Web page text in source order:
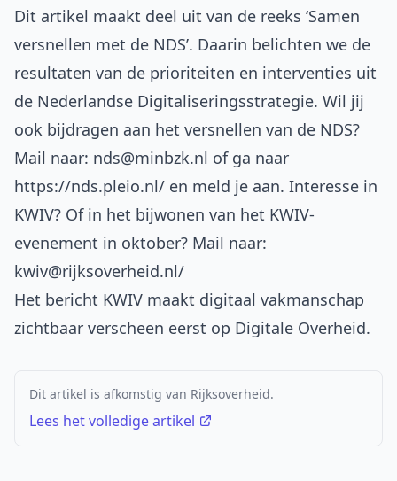
Dit artikel maakt deel uit van de reeks ‘Samen
versnellen met de NDS’. Daarin belichten we de
resultaten van de prioriteiten en interventies uit
de Nederlandse Digitaliseringsstrategie. Wil jij
ook bijdragen aan het versnellen van de NDS?
Mail naar: nds@minbzk.nl of ga naar
https://nds.pleio.nl/ en meld je aan. Interesse in
KWIV? Of in het bijwonen van het KWIV-
evenement in oktober? Mail naar:
kwiv@rijksoverheid.nl/
Het bericht KWIV maakt digitaal vakmanschap
zichtbaar verscheen eerst op Digitale Overheid.
Dit artikel is afkomstig van Rijksoverheid.
Lees het volledige artikel